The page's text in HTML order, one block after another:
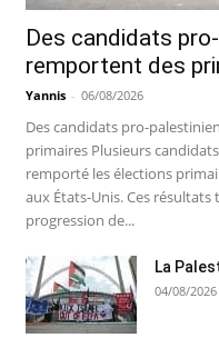
Des candidats
remportent des
Yannis - 06/08/2026
Des candidats pro-
primaires Plusieurs
remporté les élections
aux États-Unis. Ces
progression de...
La
04/08/2026